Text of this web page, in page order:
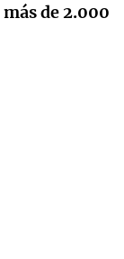
más de 2.000